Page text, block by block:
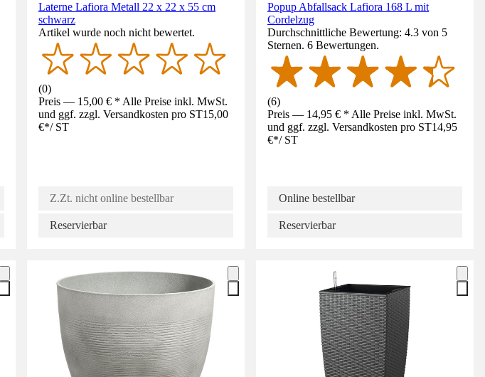
Laterne Lafiora Metall 22 x 22 x 55 cm
schwarz
Artikel wurde noch nicht bewertet.
(0)
Preis — 15,00 € * Alle Preise inkl. MwSt.
und ggf. zzgl. Versandkosten pro ST15,00
€*/ ST
Z.Zt. nicht online bestellbar
Reservierbar
Popup Abfallsack Lafiora 168 L mit
Cordelzug
Durchschnittliche Bewertung: 4.3 von 5
Sternen. 6 Bewertungen.
(6)
Preis — 14,95 € * Alle Preise inkl. MwSt.
und ggf. zzgl. Versandkosten pro ST14,95
€*/ ST
Online bestellbar
Reservierbar